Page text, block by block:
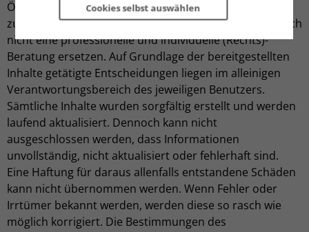
Cookies selbst auswählen
Öffentlichkeit lediglich Informationen allgemeiner Art
zur Verfügung stellt. Diese Informationen können jedoch
nicht eine professionelle und individuelle (Rechts)-
Beratung ersetzen. Auf Grundlage der bereitgestellten
Inhalte getätigte Entscheidungen liegen im alleinigen
Verantwortungsbereich des jeweiligen Benutzers.
Sämtliche Inhalte wurden sorgfältig erstellt und werden
laufend aktualisiert. Dennoch kann nicht
ausgeschlossen werden, dass Informationen
unvollständig, nicht aktualisiert oder fehlerhaft sind.
Eine Haftung für daraus allenfalls entstandene Schäden
kann nicht übernommen werden. Wenn Fehler oder
Irrtümer bekannt werden, werden diese so rasch wie
möglich korrigiert. Die Bestimmungen des